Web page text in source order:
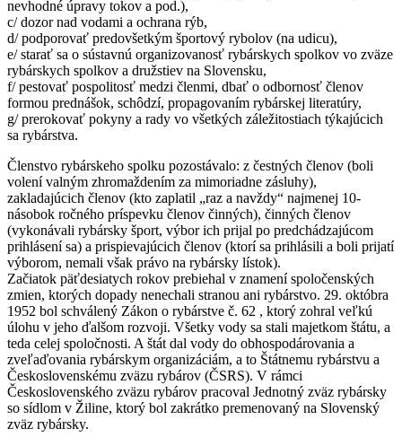
nevhodné úpravy tokov a pod.),
c/ dozor nad vodami a ochrana rýb,
d/ podporovať predovšetkým športový rybolov (na udicu),
e/ starať sa o sústavnú organizovanosť rybárskych spolkov vo zväze
rybárskych spolkov a družstiev na Slovensku,
f/ pestovať pospolitosť medzi členmi, dbať o odbornosť členov
formou prednášok, schôdzí, propagovaním rybárskej literatúry,
g/ prerokovať pokyny a rady vo všetkých záležitostiach týkajúcich
sa rybárstva.
Členstvo rybárskeho spolku pozostávalo: z čestných členov (boli
volení valným zhromaždením za mimoriadne zásluhy),
zakladajúcich členov (kto zaplatil „raz a navždy“ najmenej 10-
násobok ročného príspevku členov činných), činných členov
(vykonávali rybársky šport, výbor ich prijal po predchádzajúcom
prihlásení sa) a prispievajúcich členov (ktorí sa prihlásili a boli prijatí
výborom, nemali však právo na rybársky lístok).
Začiatok päťdesiatych rokov prebiehal v znamení spoločenských
zmien, ktorých dopady nenechali stranou ani rybárstvo. 29. októbra
1952 bol schválený Zákon o rybárstve č. 62 , ktorý zohral veľkú
úlohu v jeho ďalšom rozvoji. Všetky vody sa stali majetkom štátu, a
teda celej spoločnosti. A štát dal vody do obhospodárovania a
zveľaďovania rybárskym organizáciám, a to Štátnemu rybárstvu a
Československému zväzu rybárov (ČSRS). V rámci
Československého zväzu rybárov pracoval Jednotný zväz rybársky
so sídlom v Žiline, ktorý bol zakrátko premenovaný na Slovenský
zväz rybársky.